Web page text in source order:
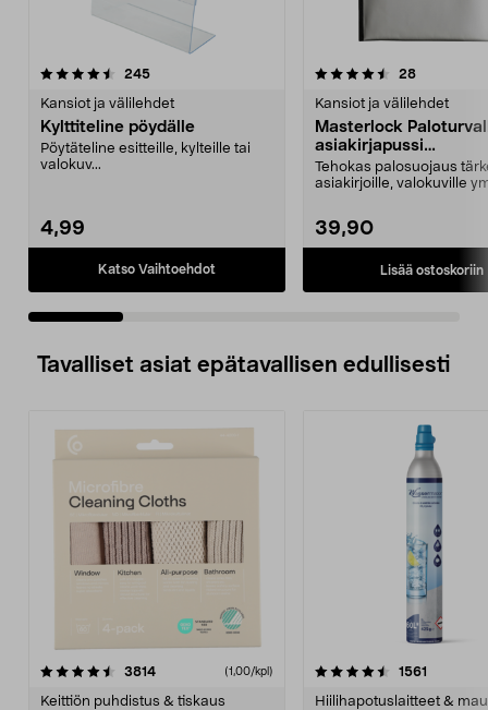
245arvostelut
Kansiot ja välilehdet
Kylttiteline pöydälle
Pöytäteline esitteille, kylteille tai
valokuv...
4,99
Katso Vaihtoehdot
4.5 viidestä
28arvostelut
Kansiot ja välilehdet
Masterlock
asiakirjapussi
FBWLZ0EURHRO
Tehokas palosuojaus
asiakirjoille, valokuville
39,90
Lisää ostoskoriin
4.0 viidestä
Tavalliset asiat epätavallisen edullisesti
3814arvostelut (1,00/kpl)
Keittiön puhdistus & tiskaus
4.5viidestä
1561
Hiilihapotuslaitteet &
4.5viidestä